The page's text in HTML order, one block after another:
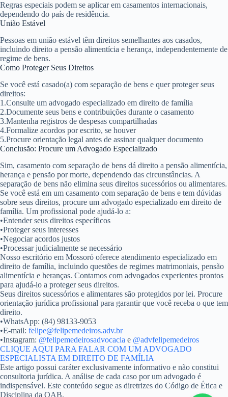
Regras especiais podem se aplicar em casamentos internacionais,
dependendo do país de residência.
União Estável
Pessoas em união estável têm direitos semelhantes aos casados,
incluindo direito a pensão alimentícia e herança, independentemente de
regime de bens.
Como Proteger Seus Direitos
Se você está casado(a) com separação de bens e quer proteger seus
direitos:
1.Consulte um advogado especializado em direito de família
2.Documente seus bens e contribuições durante o casamento
3.Mantenha registros de despesas compartilhadas
4.Formalize acordos por escrito, se houver
5.Procure orientação legal antes de assinar qualquer documento
Conclusão: Procure um Advogado Especializado
Sim, casamento com separação de bens dá direito a pensão alimentícia,
herança e pensão por morte, dependendo das circunstâncias. A
separação de bens não elimina seus direitos sucessórios ou alimentares.
Se você está em um casamento com separação de bens e tem dúvidas
sobre seus direitos, procure um advogado especializado em direito de
família. Um profissional pode ajudá-lo a:
•Entender seus direitos específicos
•Proteger seus interesses
•Negociar acordos justos
•Processar judicialmente se necessário
Nosso escritório em Mossoró oferece atendimento especializado em
direito de família, incluindo questões de regimes matrimoniais, pensão
alimentícia e heranças. Contamos com advogados experientes prontos
para ajudá-lo a proteger seus direitos.
Seus direitos sucessórios e alimentares são protegidos por lei. Procure
orientação jurídica profissional para garantir que você receba o que tem
direito.
•WhatsApp: (84) 98133-9053
•E-mail: felipe@felipemedeiros.adv.br
•Instagram: @felipemedeirosadvocacia e @advfelipemedeiros
CLIQUE AQUI PARA FALAR COM UM ADVOGADO
ESPECIALISTA EM DIREITO DE FAMÍLIA
Este artigo possui caráter exclusivamente informativo e não constitui
consultoria jurídica. A análise de cada caso por um advogado é
indispensável. Este conteúdo segue as diretrizes do Código de Ética e
Disciplina da OAB.